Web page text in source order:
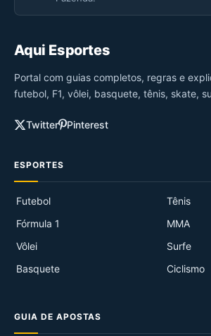
Aqui Esportes
Portal com guias completos, regras e
futebol, F1, vôlei, basquete, tênis, skate,
Twitter Pinterest
ESPORTES
Futebol
Fórmula 1
Vôlei
Basquete
Tênis
MMA
Surfe
Ciclismo
GUIA DE APOSTAS